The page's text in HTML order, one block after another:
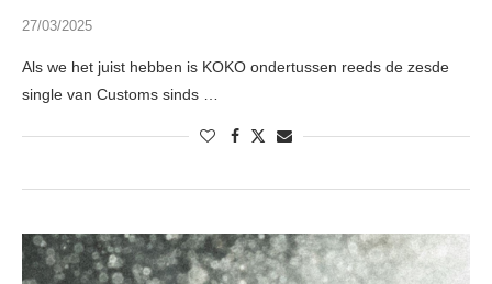
27/03/2025
Als we het juist hebben is KOKO ondertussen reeds de zesde
single van Customs sinds …